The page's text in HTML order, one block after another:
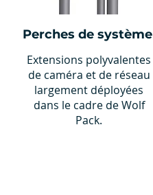
Perches de système
Extensions polyvalentes
de caméra et de réseau
largement déployées
dans le cadre de Wolf
Pack.